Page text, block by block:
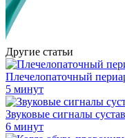
Другие статьи
Плечелопаточный
5 минут
Звуковые сигналы
6 минут